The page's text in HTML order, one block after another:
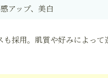
アップ、美白
採用。肌質や好みによっ